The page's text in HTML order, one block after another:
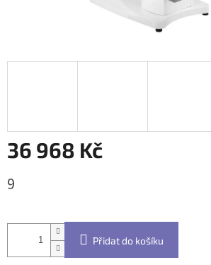
36 968 Kč
cena:
9
Přidat do košíku